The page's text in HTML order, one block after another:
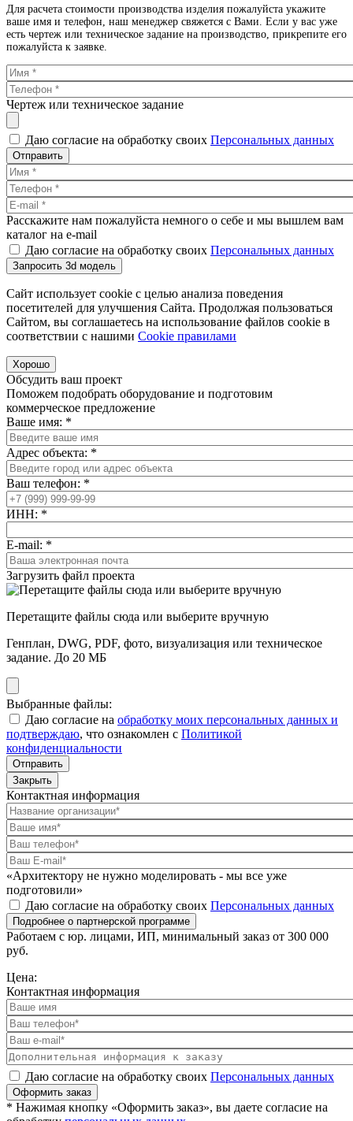
Для расчета стоимости производства изделия пожалуйста укажите
ваше имя и телефон, наш менеджер свяжется с Вами. Если у вас уже
есть чертеж или техническое задание на производство, прикрепите его
пожалуйста к заявке.
Чертеж или техническое задание
Даю согласие на обработку своих Персональных данных
Отправить
Расскажите нам пожалуйста немного о себе и мы вышлем вам
каталог на e-mail
Даю согласие на обработку своих Персональных данных
Запросить 3d модель
Сайт использует cookie с целью анализа поведения
посетителей для улучшения Сайта. Продолжая пользоваться
Сайтом, вы соглашаетесь на использование файлов cookie в
соответствии с нашими Cookiе правилами
Хорошо
Обсудить ваш проект
Поможем подобрать оборудование и подготовим
коммерческое предложение
Ваше имя: *
Адрес объекта: *
Ваш телефон: *
ИНН: *
E-mail: *
Загрузить файл проекта
Перетащите файлы сюда или выберите вручную
Генплан, DWG, PDF, фото, визуализация или техническое
задание. До 20 МБ
Выбранные файлы:
Даю согласие на обработку моих персональных данных и
подтверждаю, что ознакомлен с Политикой
конфиденциальности
Отправить
Закрыть
Контактная информация
«Архитектору не нужно моделировать - мы все уже
подготовили»
Даю согласие на обработку своих Персональных данных
Подробнее о партнерской программе
Работаем с юр. лицами, ИП, минимальный заказ от 300 000
руб.
Цена:
Контактная информация
Даю согласие на обработку своих Персональных данных
Оформить заказ
* Нажимая кнопку «Оформить заказ», вы даете согласие на